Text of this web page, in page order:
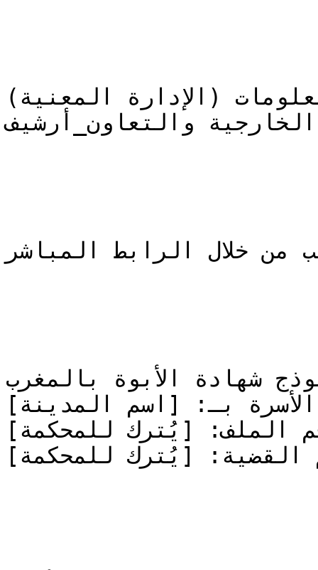
(الإدارة المعنية)
والتعاون_أرشيف
من خلال الرابط المباشر
شهادة الأبوة بالمغرب
بـ: [اسم المدينة]
الملف: [يُترك للمحكمة]
القضية: [يُترك للمحكمة]